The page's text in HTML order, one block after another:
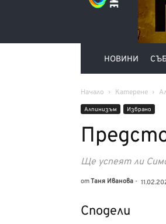
НОВИНИ
Начало Катерене
Алпинизъм Избрано
Ще успеят ли
отТаня Иванова -
Сподели